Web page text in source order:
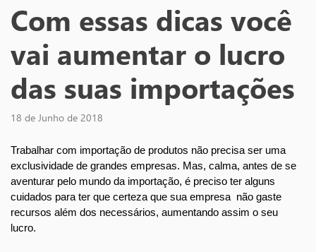
Com essas dicas você
vai aumentar o lucro
das suas importações
18 de Junho de 2018
Trabalhar com importação de produtos não precisa ser uma
exclusividade de grandes empresas. Mas, calma, antes de se
aventurar pelo mundo da importação, é preciso ter alguns
cuidados para ter que certeza que sua empresa  não gaste
recursos além dos necessários, aumentando assim o seu
lucro.